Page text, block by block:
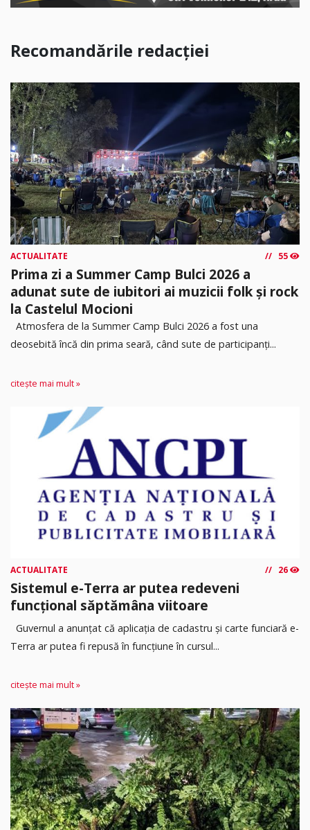
Recomandările redacției
ACTUALITATE 55
Prima zi a Summer Camp Bulci 2026 a
adunat sute de iubitori ai muzicii folk și rock
la Castelul Mocioni
Atmosfera de la Summer Camp Bulci 2026 a fost una
deosebită încă din prima seară, când sute de participanți...
citește mai mult »
ACTUALITATE 26
Sistemul e-Terra ar putea redeveni
funcțional săptămâna viitoare
Guvernul a anunțat că aplicația de cadastru și carte funciară e-
Terra ar putea fi repusă în funcțiune în cursul...
citește mai mult »